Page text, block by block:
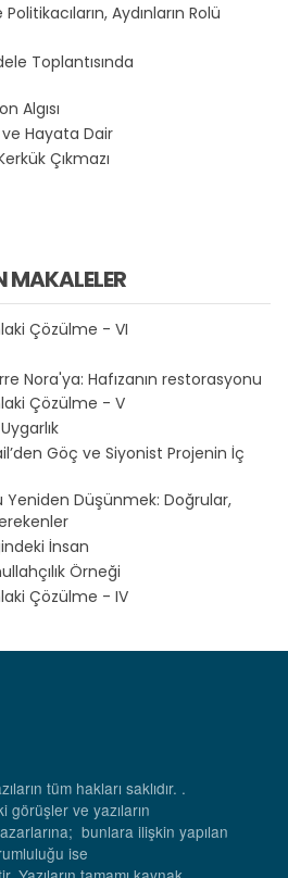
Aydınların Rolü
Toplantısında
Algısı
Hayata Dair
Çıkmazı
MAKALELER
Çözülme - VI
Nora'ya: Hafızanın restorasyonu
Çözülme - V
Göç ve Siyonist Projenin İç
Yeniden Düşünmek: Doğrular,
İnsan
Örneği
Çözülme - IV
tüm hakları saklıdır. .
görüşler ve yazıların
bunlara ilişkin yapılan
ise